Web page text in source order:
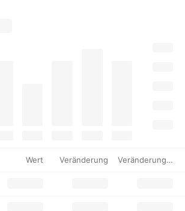
Wert Veränderung Veränderung %